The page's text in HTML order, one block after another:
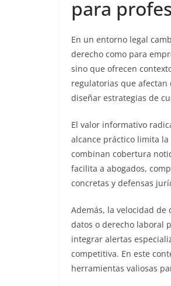
para
En un entorno legal
derecho como para
sino que ofrecen
regulatorias que
diseñar estrategias de
El valor informativo
alcance práctico limita
combinan cobertura
facilita a abogados,
concretas y defensas
Además, la velocidad
datos o derecho laboral
integrar alertas
competitiva. En este
herramientas valiosas